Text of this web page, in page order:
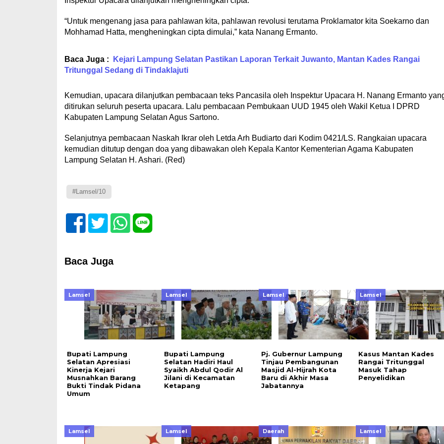
“Untuk mengenang jasa para pahlawan kita, pahlawan revolusi terutama Proklamator kita Soekarno dan
Mohhamad Hatta, mengheningkan cipta dimulai,” kata Nanang Ermanto.
Baca Juga :
Kejari Lampung Selatan Pastikan Laporan Terkait Juwanto, Mantan Kades Rangai
Tritunggal Sedang di Tindaklajuti
Kemudian, upacara dilanjutkan pembacaan teks Pancasila oleh Inspektur Upacara H. Nanang Ermanto
ditirukan seluruh peserta upacara. Lalu pembacaan Pembukaan UUD 1945 oleh Wakil Ketua I DPRD
Kabupaten Lampung Selatan Agus Sartono.
Selanjutnya pembacaan Naskah Ikrar oleh Letda Arh Budiarto dari Kodim 0421/LS. Rangkaian upacara
kemudian ditutup dengan doa yang dibawakan oleh Kepala Kantor Kementerian Agama Kabupaten
Lampung Selatan H. Ashari. (Red)
#Lamsel/10
Baca Juga
Lamsel
Bupati Lampung
Selatan Apresiasi
Kinerja Kejari
Musnahkan Barang
Bukti Tindak Pidana
Umum
Lamsel
Bupati Lampung
Selatan Hadiri Haul
Syaikh Abdul Qodir Al
Jilani di Kecamatan
Ketapang
Lamsel
Pj. Gubernur Lampung
Tinjau Pembangunan
Masjid Al-Hijrah Kota
Baru di Akhir Masa
Jabatannya
Lamsel
Kasus Mantan Kades
Rangai Tritunggal
Masuk Tahap
Penyelidikan
Lamsel Lamsel Daerah Lamsel